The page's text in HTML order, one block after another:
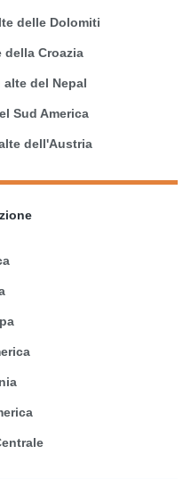
delle Dolomiti
Croazia
del Nepal
Sud America
dell'Austria